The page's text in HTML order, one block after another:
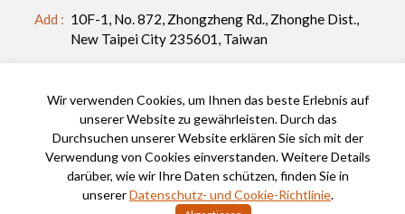
Add : 10F-1, No. 872, Zhongzheng Rd., Zhonghe Dist.,
New Taipei City 235601, Taiwan
2023 © Pin Power All Rights Reserved.
Privacy And Cookie Policy
Wir verwenden Cookies, um Ihnen das beste Erlebnis auf
unserer Website zu gewährleisten. Durch das
Durchsuchen unserer Website erklären Sie sich mit der
Verwendung von Cookies einverstanden. Weitere Details
darüber, wie wir Ihre Daten schützen, finden Sie in
unsererDatenschutz- und Cookie-Richtlinie.